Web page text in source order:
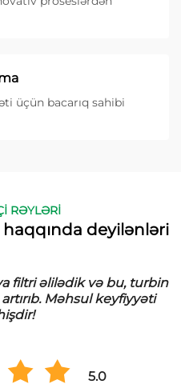
üçün bacarıq sahibi
RƏYLƏRİ
deyilənləri
filtri əlilədik və bu, turbin
Məhsul keyfiyyəti
5.0